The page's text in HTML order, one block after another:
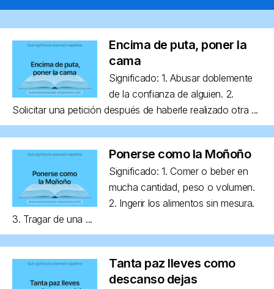
Encima de puta, poner la
cama
Significado: 1. Abusar doblemente
de la confianza de alguien. 2.
Solicitar una petición después de haberle realizado otra ...
Ponerse como la Moñoño
Significado: 1. Comer o beber en
mucha cantidad, peso o volumen.
2. Ingerir los alimentos sin mesura.
3. Tragar de una ...
Tanta paz lleves como
descanso dejas